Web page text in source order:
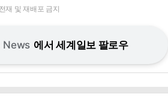
재 및 재배포 금지
News 에서 세계일보 팔로우